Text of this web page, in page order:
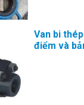
Van bi
điểm và